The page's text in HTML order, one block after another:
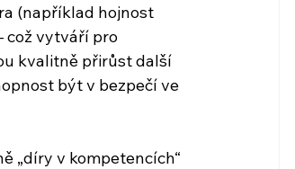
(například hojnost
což vytváří pro
kvalitně přirůst další
být v bezpečí ve
„díry v kompetencích“